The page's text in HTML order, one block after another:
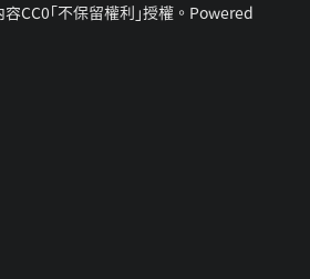
CC0｢不保留權利｣授權。Powered